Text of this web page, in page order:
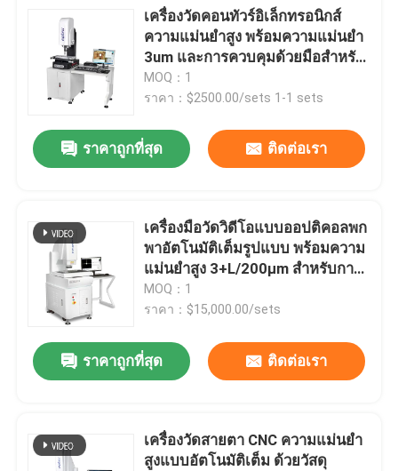
เครื่องวัดคอนทัวร์อิเล็กทรอนิกส์
ความแม่นยำสูง พร้อมความแม่นยำ
3um และการควบคุมด้วยมือสำหรับ
แม่พิมพ์พลาสติก
MOQ：1
ราคา：$2500.00/sets 1-1 sets
ราคาถูกที่สุด ติดต่อเรา
เครื่องมือวัดวิดีโอแบบออปติคอลพก
พาอัตโนมัติเต็มรูปแบบ พร้อมความ
แม่นยำสูง 3+L/200μm สำหรับการ
วัดคอนทัวร์ CNC
MOQ：1
ราคา：$15,000.00/sets
ราคาถูกที่สุด ติดต่อเรา
เครื่องวัดสายตา CNC ความแม่นยํา
สูงแบบอัตโนมัติเต็ม ด้วยวัสดุ